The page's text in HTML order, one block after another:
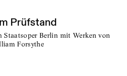
Prüfstand
Staatsoper Berlin mit Werken von
Forsythe